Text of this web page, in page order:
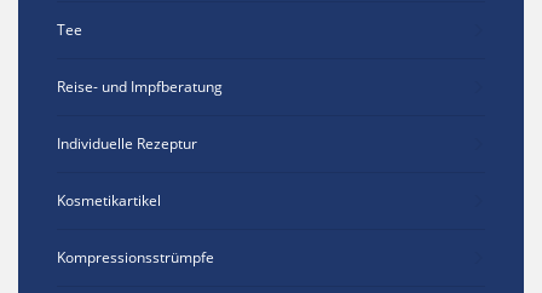
Tee
Reise- und Impfberatung
Individuelle Rezeptur
Kosmetikartikel
Kompressionsstrümpfe